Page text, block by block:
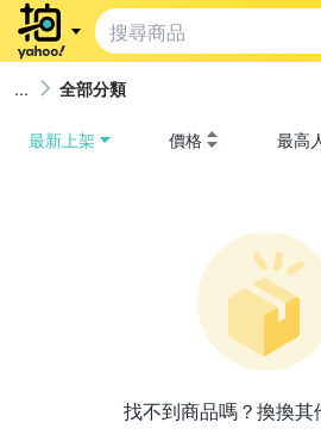
全部分類
最新上架 價格 最高
找不到商品嗎？換換其